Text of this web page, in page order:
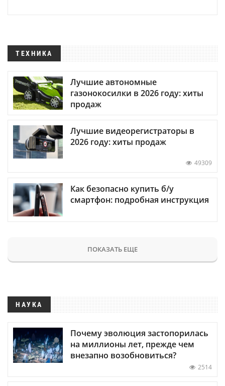
ТЕХНИКА
Лучшие автономные
газонокосилки в 2026 году: хиты
продаж
Лучшие видеорегистраторы в
2026 году: хиты продаж
49309
Как безопасно купить б/у
смартфон: подробная инструкция
ПОКАЗАТЬ ЕЩЕ
НАУКА
Почему эволюция застопорилась
на миллионы лет, прежде чем
внезапно возобновиться?
2514